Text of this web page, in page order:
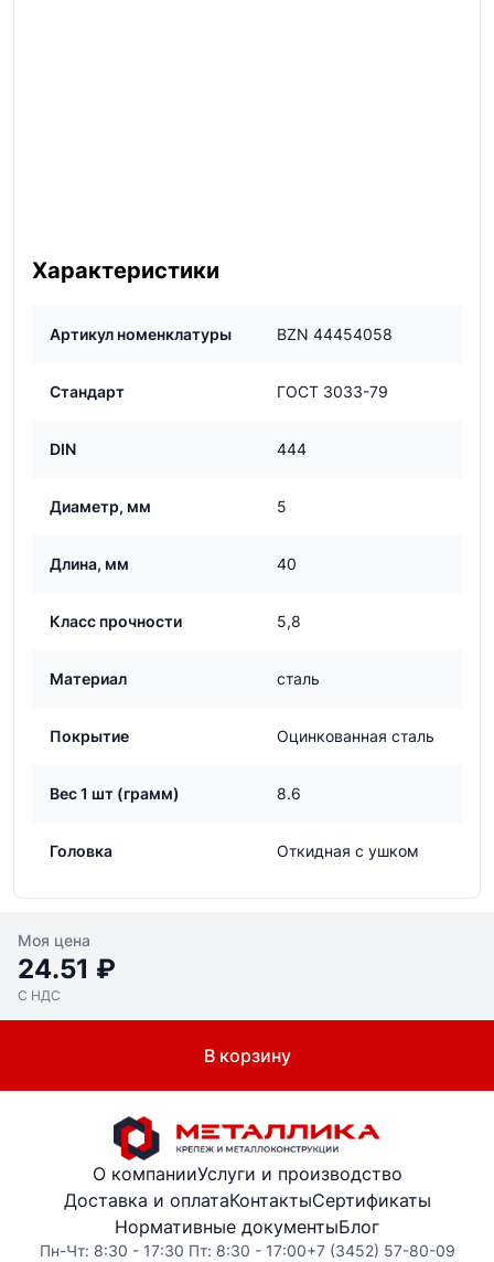
Характеристики
Артикул номенклатуры BZN 44454058
Стандарт ГОСТ 3033-79
DIN 444
Диаметр, мм 5
Длина, мм 40
Класс прочности 5,8
Материал сталь
Покрытие Оцинкованная сталь
Вес 1 шт (грамм) 8.6
Головка Откидная с ушком
Моя цена
24.51 ₽
С НДС
В корзину
О компанииУслуги и производство
Доставка и оплатаКонтактыСертификаты
Нормативные документыБлог
Пн-Чт: 8:30 - 17:30 Пт: 8:30 - 17:00+7 (3452) 57-80-09